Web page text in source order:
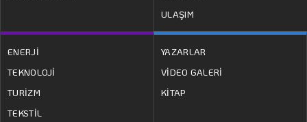
ULAŞIM
ENERJİ
TEKNOLOJİ
TURİZM
TEKSTİL
YAZARLAR
VİDEO GALERİ
KİTAP